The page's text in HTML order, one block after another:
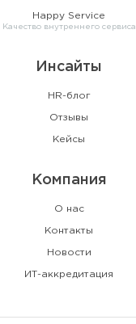
Happy Service
Качество внутреннего сервиса
Инсайты
HR-блог
Отзывы
Кейсы
Компания
О нас
Контакты
Новости
ИТ-аккредитация